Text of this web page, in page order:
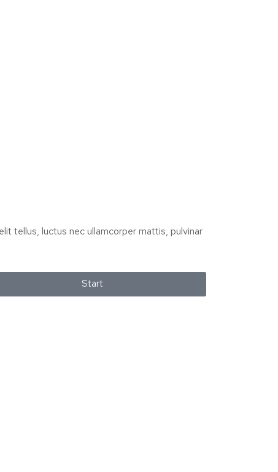
tellus, luctus nec ullamcorper mattis, pulvinar
Start